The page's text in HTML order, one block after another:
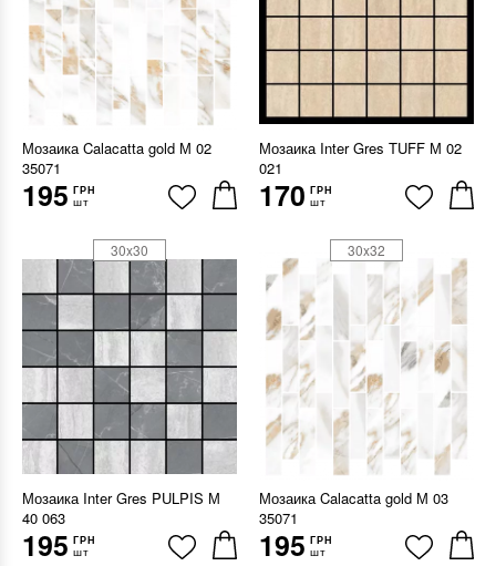
Мозаика Calacatta gold М 02
35071
195 ГРН
шт
Мозаика Inter Gres TUFF М 02
021
170 ГРН
шт
Мозаика Inter Gres PULPIS М
40 063
195 ГРН
шт
30x30
Мозаика Calacatta gold М 03
35071
195 ГРН
шт
30x32